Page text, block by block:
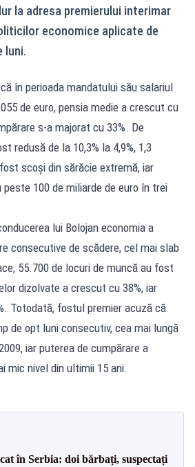
la adresa premierului interimar
economice aplicate de
luni.
în perioada mandatului său salariul
de euro, pensia medie a crescut cu
s-a majorat cu 33%. De
redusă de la 10,3% la 4,9%, 1,3
scoși din sărăcie extremă, iar
100 de miliarde de euro în trei
lui Bolojan economia a
consecutive de scădere, cel mai slab
55.700 de locuri de muncă au fost
dizolvate a crescut cu 38%, iar
Totodată, fostul premier acuză că
de opt luni consecutiv, cea mai lungă
iar puterea de cumpărare a
mic nivel din ultimii 15 ani.
în Serbia: doi bărbați, suspectați